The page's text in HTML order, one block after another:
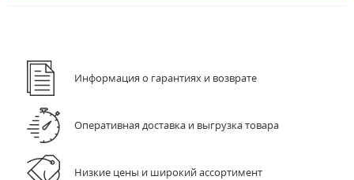
Информация о гарантиях и возврате
Оперативная доставка и выгрузка товара
Низкие цены и широкий ассортимент